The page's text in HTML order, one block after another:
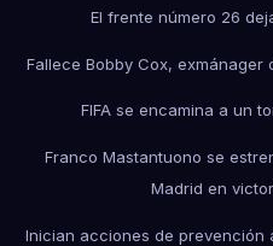
El frente número 26
Fallece Bobby Cox, exmánager
FIFA se encamina a un
Franco Mastantuono se
Madrid en
Inician acciones de prevención